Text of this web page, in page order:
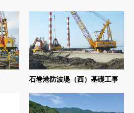
石巻港防波堤（西）基礎工事